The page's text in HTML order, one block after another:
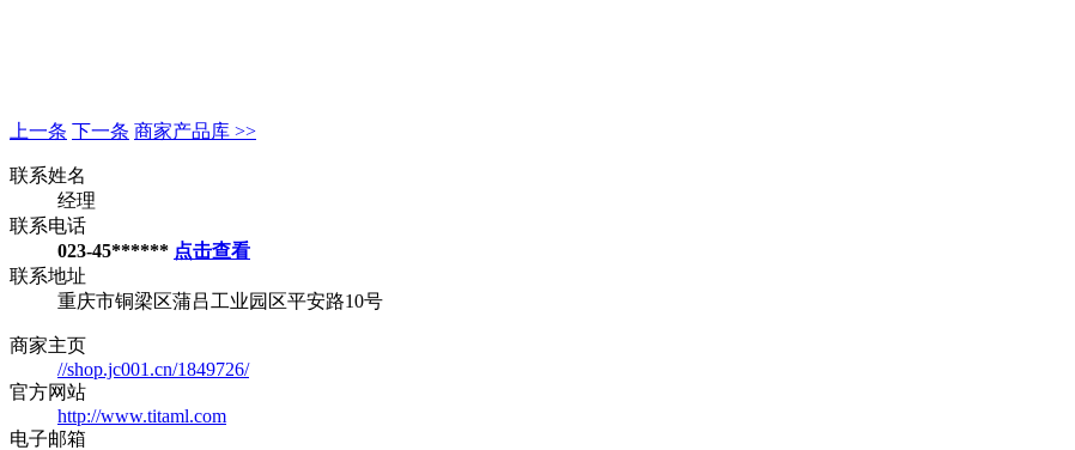
上一条 下一条 商家产品库 >>
联系姓名
经理
联系电话
023-45****** 点击查看
联系地址
重庆市铜梁区蒲吕工业园区平安路10号
商家主页
//shop.jc001.cn/1849726/
官方网站
http://www.titaml.com
电子邮箱